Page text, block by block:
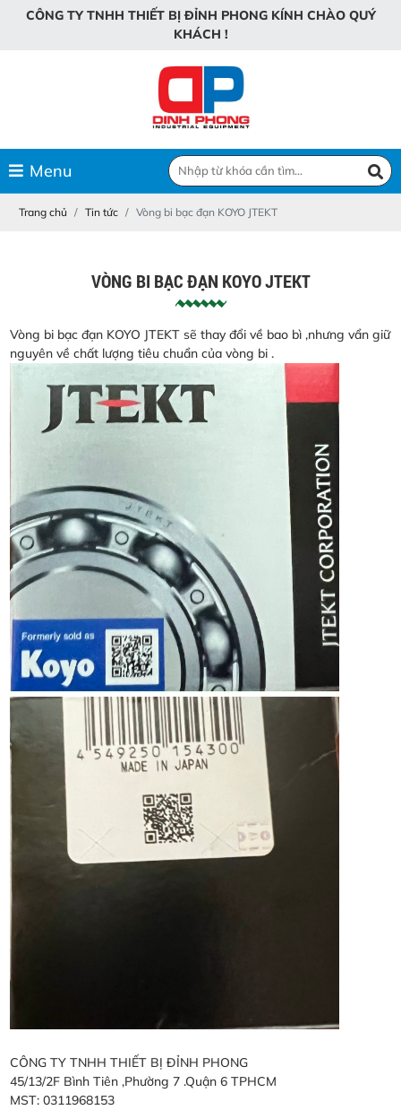
CÔNG TY TNHH THIẾT BỊ ĐỈNH PHONG KÍNH CHÀO QUÝ
KHÁCH !
Menu
Trang chủ Tin tức Vòng bi bạc đạn KOYO JTEKT
VÒNG BI BẠC ĐẠN KOYO JTEKT
Vòng bi bạc đạn KOYO JTEKT sẽ thay đổi về bao bì ,nhưng vẩn giữ
nguyên về chất lượng tiêu chuẩn của vòng bi .
CÔNG TY TNHH THIẾT BỊ ĐỈNH PHONG
45/13/2F Bình Tiên ,Phường 7 .Quận 6 TPHCM
MST: 0311968153